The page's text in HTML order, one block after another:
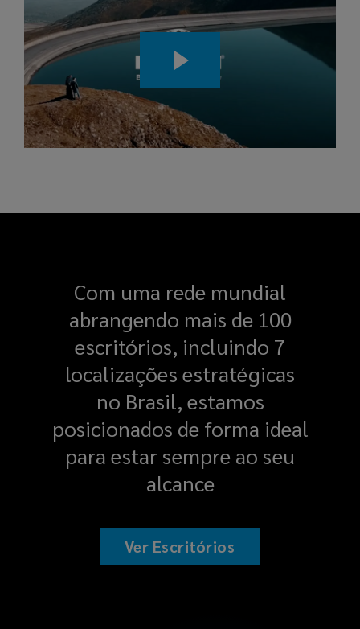
Com uma rede mundial
abrangendo mais de 100
escritórios, incluindo 7
localizações estratégicas
no Brasil, estamos
posicionados de forma ideal
para estar sempre ao seu
alcance
Ver Escritórios